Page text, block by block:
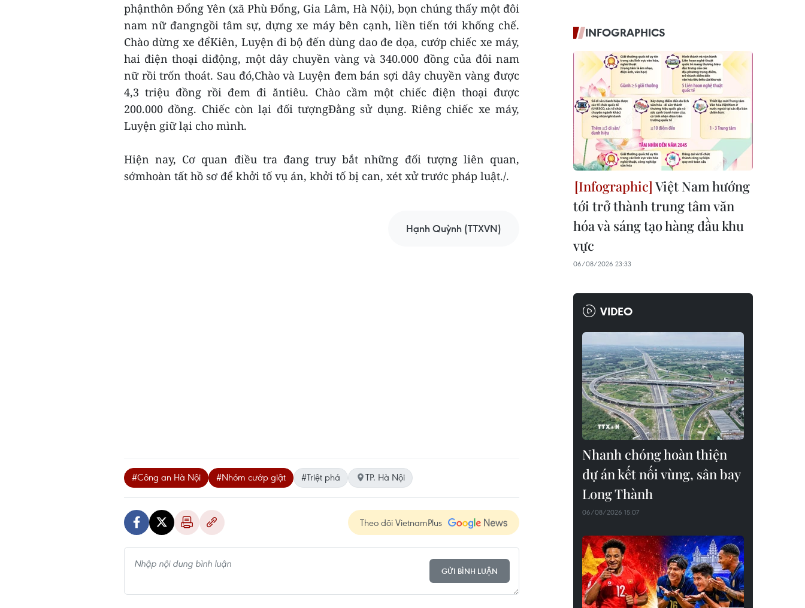
phậnthôn Đổng Yên (xã Phù Đổng, Gia Lâm, Hà Nội), bọn chúng thấy một đôi
nam nữ đangngồi tâm sự, dựng xe máy bên cạnh, liền tiến tới khống chế.
Chào dừng xe đểKiên, Luyện đi bộ đến dùng dao đe dọa, cướp chiếc xe máy,
hai điện thoại diđộng, một dây chuyền vàng và 340.000 đồng của đôi nam
nữ rồi trốn thoát. Sau đó,Chào và Luyện đem bán sợi dây chuyền vàng được
4,3 triệu đồng rồi đem đi ăntiêu. Chào cầm một chiếc điện thoại được
200.000 đồng. Chiếc còn lại đối tượngĐằng sử dụng. Riêng chiếc xe máy,
Luyện giữ lại cho mình.
Hiện nay, Cơ quan điều tra đang truy bắt những đối tượng liên quan,
sớmhoàn tất hồ sơ để khởi tố vụ án, khởi tố bị can, xét xử trước pháp luật./.
Hạnh Quỳnh (TTXVN)
#Công an Hà Nội #Nhóm cướp giật #Triệt phá TP. Hà Nội
Theo dõi VietnamPlus
GỬI BÌNH LUẬN
INFOGRAPHICS
Việt Nam hướng
tới trở thành trung tâm văn
hóa và sáng tạo hàng đầu khu
vực
06/08/2026 23:33
VIDEO
Nhanh chóng hoàn thiện
dự án kết nối vùng, sân bay
Long Thành
06/08/2026 15:07